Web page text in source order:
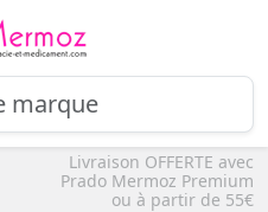
Livraison OFFERTE avec
Prado Mermoz Premium
ou à partir de 55€